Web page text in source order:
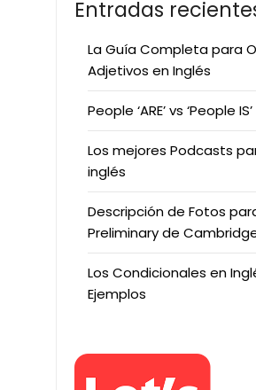
Entradas
La Guía Completa para
Adjetivos en Inglés
People ‘ARE’ vs ‘People IS’
Los mejores Podcasts
inglés
Descripción de Fotos
Preliminary de
Los Condicionales en
Ejemplos